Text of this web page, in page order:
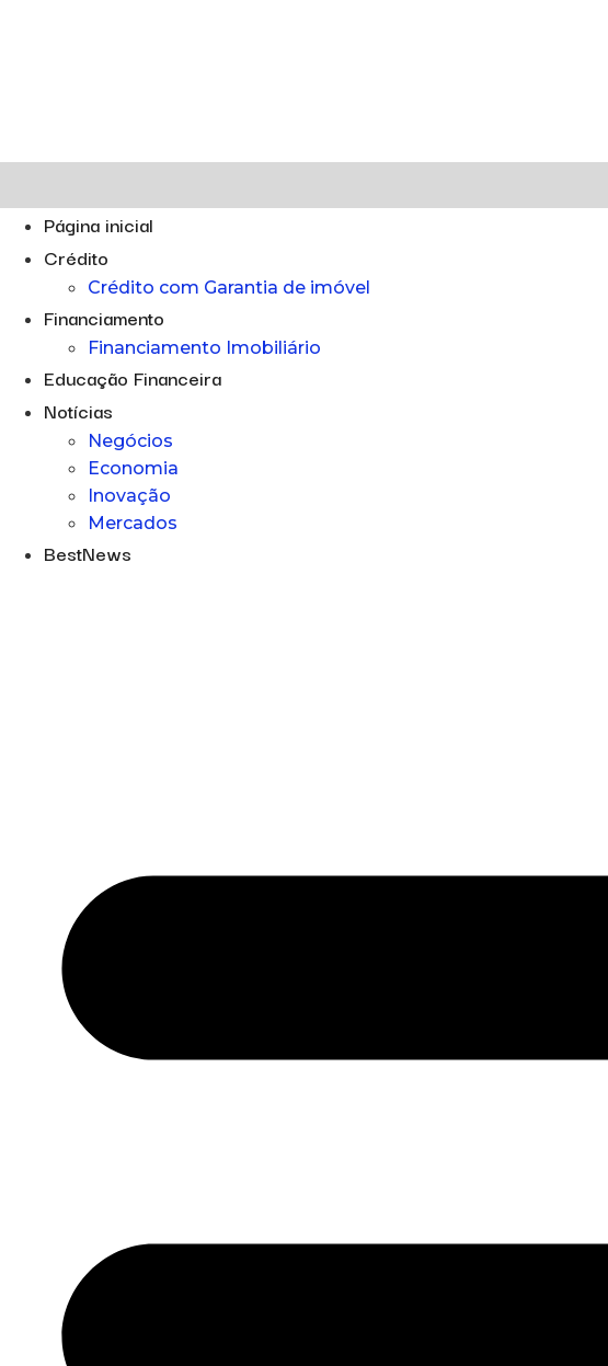
Página inicial
Crédito
Crédito com Garantia de imóvel
Financiamento
Financiamento Imobiliário
Educação Financeira
Notícias
Negócios
Economia
Inovação
Mercados
BestNews